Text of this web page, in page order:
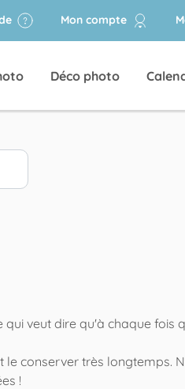
Mon compte
Déco photo
veut dire qu'à chaque fois
conserver très longtemps.
!